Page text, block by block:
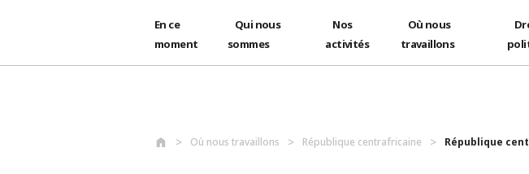
En ce
moment
Qui nous
sommes
Nos
activités
Où nous
travaillons
Où nous travaillons République centrafricaine République